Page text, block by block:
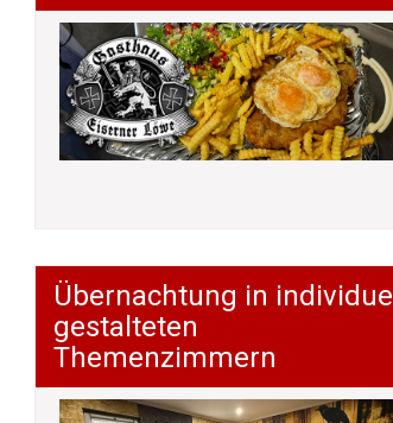
Übernachtung in individuell
gestalteten
Themenzimmern